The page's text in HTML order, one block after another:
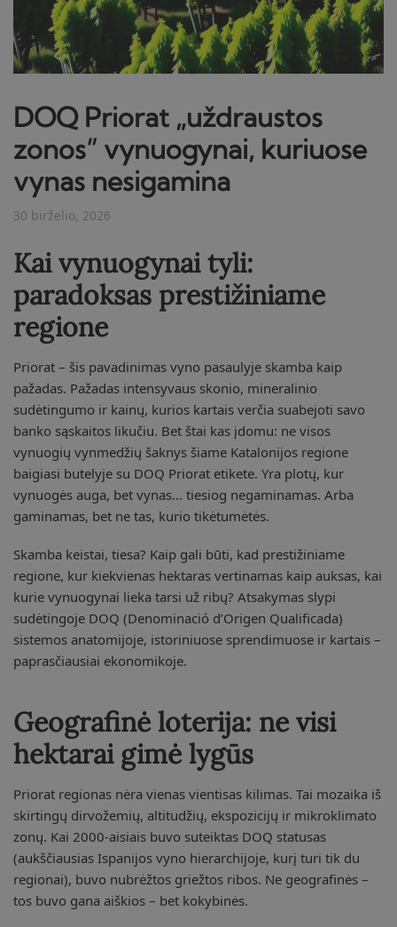
DOQ Priorat „uždraustos
zonos” vynuogynai, kuriuose
vynas nesigamina
30 birželio, 2026
Kai vynuogynai tyli:
paradoksas prestižiniame
regione
Priorat – šis pavadinimas vyno pasaulyje skamba kaip
pažadas. Pažadas intensyvaus skonio, mineralinio
sudėtingumo ir kainų, kurios kartais verčia suabejoti savo
banko sąskaitos likučiu. Bet štai kas įdomu: ne visos
vynuogių vynmedžių šaknys šiame Katalonijos regione
baigiasi butelyje su DOQ Priorat etikete. Yra plotų, kur
vynuogės auga, bet vynas… tiesiog negaminamas. Arba
gaminamas, bet ne tas, kurio tikėtumėtės.
Skamba keistai, tiesa? Kaip gali būti, kad prestižiniame
regione, kur kiekvienas hektaras vertinamas kaip auksas, kai
kurie vynuogynai lieka tarsi už ribų? Atsakymas slypi
sudėtingoje DOQ (Denominació d’Origen Qualificada)
sistemos anatomijoje, istoriniuose sprendimuose ir kartais –
paprasčiausiai ekonomikoje.
Geografinė loterija: ne visi
hektarai gimė lygūs
Priorat regionas nėra vienas vientisas kilimas. Tai mozaika iš
skirtingų dirvožemių, altitudžių, ekspozicijų ir mikroklimato
zonų. Kai 2000-aisiais buvo suteiktas DOQ statusas
(aukščiausias Ispanijos vyno hierarchijoje, kurį turi tik du
regionai), buvo nubrėžtos griežtos ribos. Ne geografinės –
tos buvo gana aiškios – bet kokybinės.